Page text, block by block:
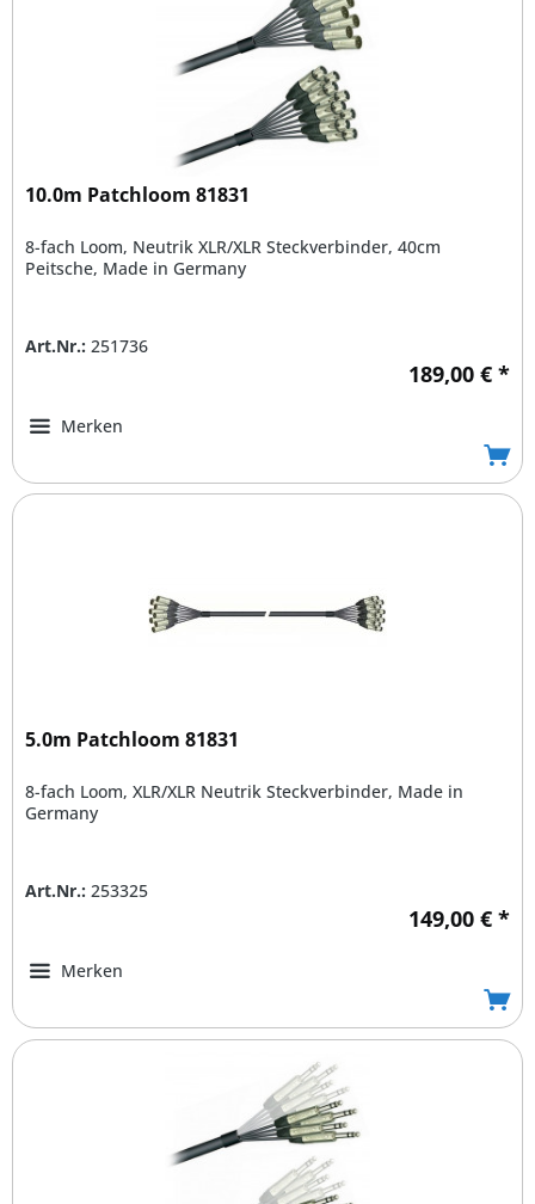
10.0m Patchloom 81831
8-fach Loom, Neutrik XLR/XLR Steckverbinder, 40cm
Peitsche, Made in Germany
Art.Nr.: 251736
189,00 € *
Merken
5.0m Patchloom 81831
8-fach Loom, XLR/XLR Neutrik Steckverbinder, Made in
Germany
Art.Nr.: 253325
149,00 € *
Merken